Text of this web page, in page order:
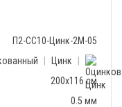
П2-СС10-Цинк-2М-05
Цинк
200х116 см
0.5 мм